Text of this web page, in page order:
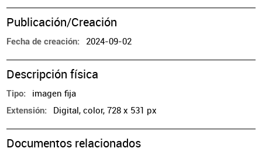
Publicación/Creación
Fecha de creación 2024-09-02
Descripción física
Tipo imagen fija
Extensión Digital, color, 728 x 531 px
Documentos relacionados